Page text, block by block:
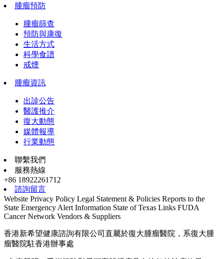
腫瘤預防
腫瘤篩查
預防與康復
生活方式
科學食譜
戒煙
腫瘤資訊
出診公告
醫護推介
復大動態
媒體報導
行業動態
聯繫我們
服務熱線
+86 18922261712
諮詢留言
Website Privacy Policy Legal Statement & Policies Reports to the
State Emergency Alert Information State of Texas Links FUDA
Cancer Network Vendors & Suppliers
香港新希望健康諮詢有限公司直屬於復大腫瘤醫院，系復大腫
瘤醫院駐香港辦事處